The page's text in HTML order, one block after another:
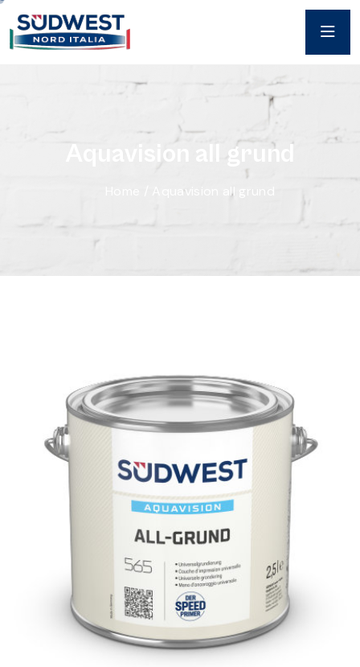
q o g n d
Aquavision all grund